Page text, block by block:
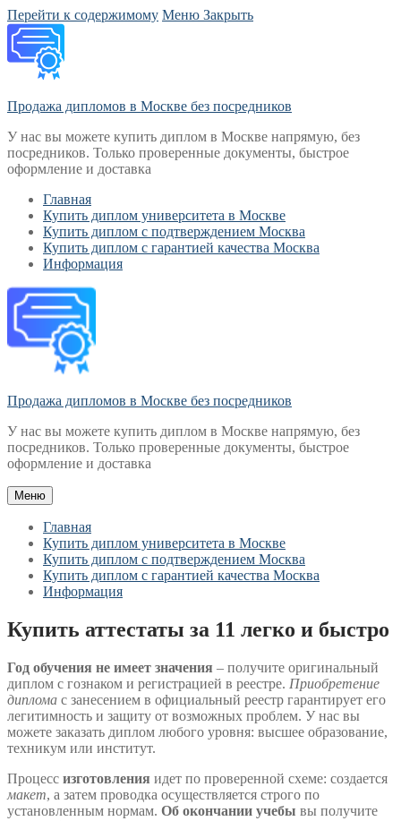
Перейти к содержимому Меню Закрыть
Продажа дипломов в Москве без посредников
У нас вы можете купить диплом в Москве напрямую, без
посредников. Только проверенные документы, быстрое
оформление и доставка
Главная
Купить диплом университета в Москве
Купить диплом с подтверждением Москва
Купить диплом с гарантией качества Москва
Информация
Продажа дипломов в Москве без посредников
У нас вы можете купить диплом в Москве напрямую, без
посредников. Только проверенные документы, быстрое
оформление и доставка
Меню
Главная
Купить диплом университета в Москве
Купить диплом с подтверждением Москва
Купить диплом с гарантией качества Москва
Информация
Купить аттестаты за 11 легко и быстро
Год обучения не имеет значения – получите оригинальный
диплом с гознаком и регистрацией в реестре. Приобретение
диплома с занесением в официальный реестр гарантирует его
легитимность и защиту от возможных проблем. У нас вы
можете заказать диплом любого уровня: высшее образование,
техникум или институт.
Процесс изготовления идет по проверенной схеме: создается
макет, а затем проводка осуществляется строго по
установленным нормам. Об окончании учебы вы получите